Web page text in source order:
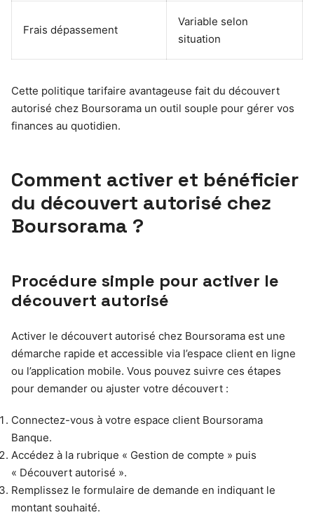
Frais dépassement
Variable selon
situation
Cette politique tarifaire avantageuse fait du découvert
autorisé chez Boursorama un outil souple pour gérer vos
finances au quotidien.
Comment activer et bénéficier
du découvert autorisé chez
Boursorama ?
Procédure simple pour activer le
découvert autorisé
Activer le découvert autorisé chez Boursorama est une
démarche rapide et accessible via l’espace client en ligne
ou l’application mobile. Vous pouvez suivre ces étapes
pour demander ou ajuster votre découvert :
Connectez-vous à votre espace client Boursorama
Banque.
Accédez à la rubrique « Gestion de compte » puis
« Découvert autorisé ».
Remplissez le formulaire de demande en indiquant le
montant souhaité.